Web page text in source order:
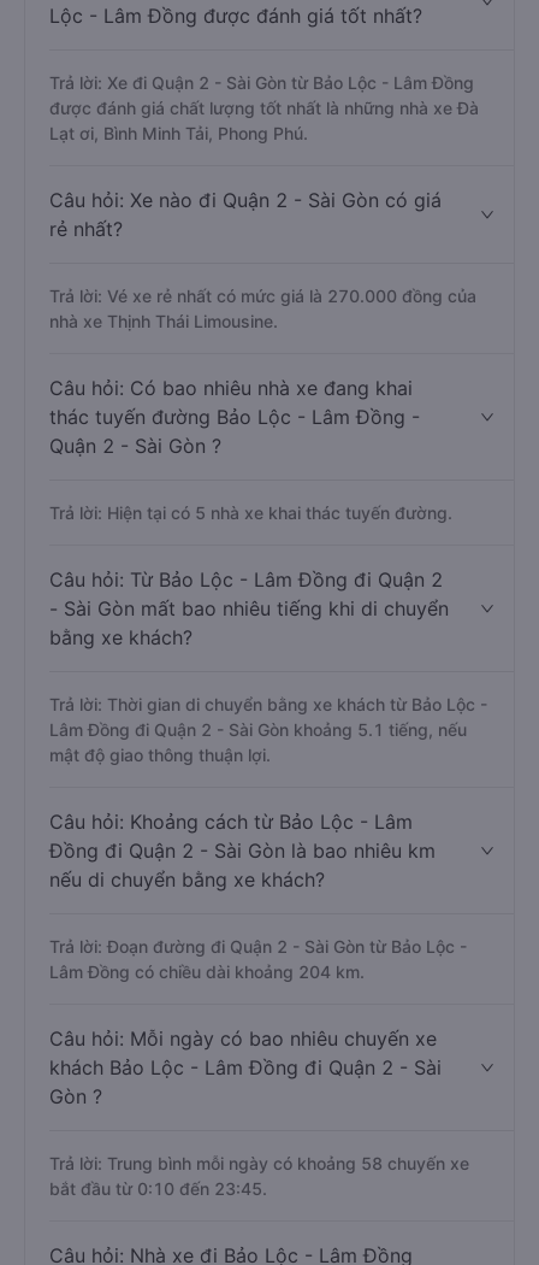
Lộc - Lâm Đồng được đánh giá tốt nhất?
Trả lời: Xe đi Quận 2 - Sài Gòn từ Bảo Lộc - Lâm Đồng
được đánh giá chất lượng tốt nhất là những nhà xe Đà
Lạt ơi, Bình Minh Tải, Phong Phú.
Câu hỏi: Xe nào đi Quận 2 - Sài Gòn có giá
rẻ nhất?
Trả lời: Vé xe rẻ nhất có mức giá là 270.000 đồng của
nhà xe Thịnh Thái Limousine.
Câu hỏi: Có bao nhiêu nhà xe đang khai
thác tuyến đường Bảo Lộc - Lâm Đồng -
Quận 2 - Sài Gòn ?
Trả lời: Hiện tại có 5 nhà xe khai thác tuyến đường.
Câu hỏi: Từ Bảo Lộc - Lâm Đồng đi Quận 2
- Sài Gòn mất bao nhiêu tiếng khi di chuyển
bằng xe khách?
Trả lời: Thời gian di chuyển bằng xe khách từ Bảo Lộc -
Lâm Đồng đi Quận 2 - Sài Gòn khoảng 5.1 tiếng, nếu
mật độ giao thông thuận lợi.
Câu hỏi: Khoảng cách từ Bảo Lộc - Lâm
Đồng đi Quận 2 - Sài Gòn là bao nhiêu km
nếu di chuyển bằng xe khách?
Trả lời: Đoạn đường đi Quận 2 - Sài Gòn từ Bảo Lộc -
Lâm Đồng có chiều dài khoảng 204 km.
Câu hỏi: Mỗi ngày có bao nhiêu chuyến xe
khách Bảo Lộc - Lâm Đồng đi Quận 2 - Sài
Gòn ?
Trả lời: Trung bình mỗi ngày có khoảng 58 chuyến xe
bắt đầu từ 0:10 đến 23:45.
Câu hỏi: Nhà xe đi Bảo Lộc - Lâm Đồng